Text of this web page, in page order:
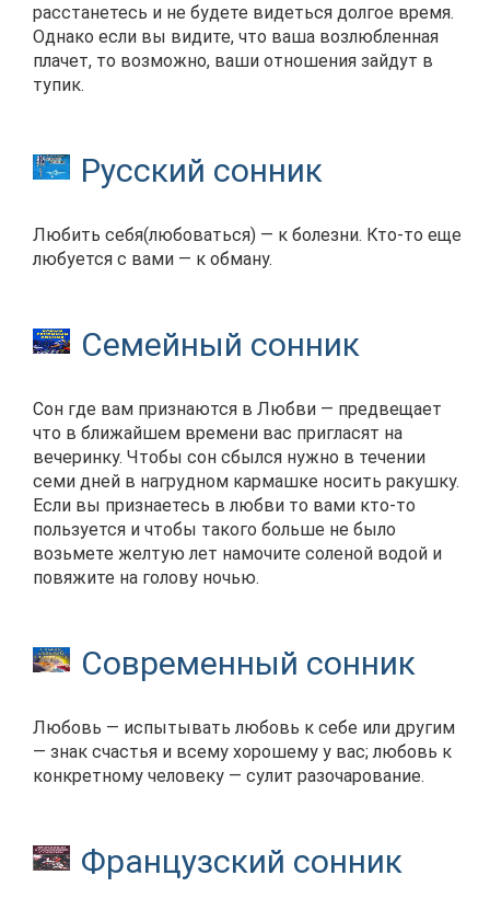
расстанетесь и не будете видеться долгое время.
Однако если вы видите, что ваша возлюбленная
плачет, то возможно, ваши отношения зайдут в
тупик.
Русский сонник
Любить себя(любоваться) — к болезни. Кто-то еще
любуется с вами — к обману.
Семейный сонник
Сон где вам признаются в Любви — предвещает
что в ближайшем времени вас пригласят на
вечеринку. Чтобы сон сбылся нужно в течении
семи дней в нагрудном кармашке носить ракушку.
Если вы признаетесь в любви то вами кто-то
пользуется и чтобы такого больше не было
возьмете желтую лет намочите соленой водой и
повяжите на голову ночью.
Современный сонник
Любовь — испытывать любовь к себе или другим
— знак счастья и всему хорошему у вас; любовь к
конкретному человеку — сулит разочарование.
Французский сонник